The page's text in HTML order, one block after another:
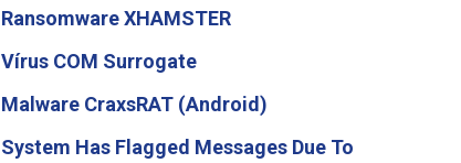
Ransomware XHAMSTER
Vírus COM Surrogate
Malware CraxsRAT (Android)
System Has Flagged Messages Due To